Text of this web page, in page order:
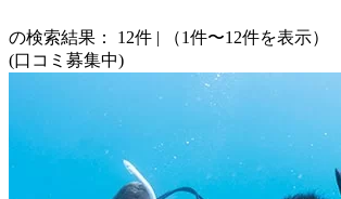
の検索結果： 12件 |
（1件〜12件を表示）
(口コミ募集中)